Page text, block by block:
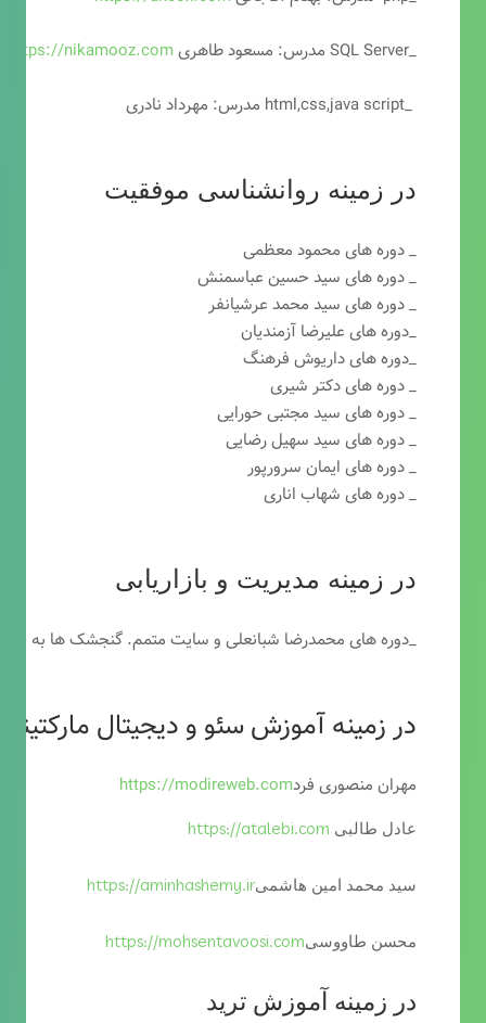
_SQL Server مدرس: مسعود طاهری
https://nikamooz.com
_html,css,java script مدرس: مهرداد نادری
در زمینه روانشناسی موفقیت
_ دوره های محمود معظمی
_ دوره های سید حسین عباسمنش
_ دوره های سید محمد عرشیانفر
_دوره های علیرضا آزمندیان
_دوره های داریوش فرهنگ
_ دوره های دکتر شیری
_ دوره های سید مجتبی حورایی
_ دوره های سید سهیل رضایی
_ دوره های ایمان سرورپور
_ دوره های شهاب اناری
در زمینه مدیریت و بازاریابی
_دوره های محمدرضا شبانعلی و سایت متمم. گنجشک ها به
در زمینه آموزش سئو و دیجیتال
مهران منصوری فردhttps://modireweb.com
عادل طالبی https://atalebi.com
سید محمد امین هاشمیhttps://aminhashemy.ir
محسن طاووسیhttps://mohsentavoosi.com
در زمینه آموزش ترید